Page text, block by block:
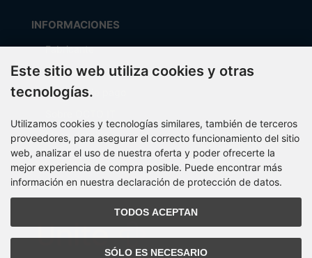
INFORMACIONES
Fabricante
Costos de envío
Métodos de pago
Mapa del sitio
PARTNER
Este sitio web utiliza cookies y otras
tecnologías.
Utilizamos cookies y tecnologías similares, también de terceros
proveedores, para asegurar el correcto funcionamiento del sitio
web, analizar el uso de nuestra oferta y poder ofrecerte la
mejor experiencia de compra posible. Puede encontrar más
información en nuestra declaración de protección de datos.
TODOS ACEPTAN
SÓLO ES NECESARIO